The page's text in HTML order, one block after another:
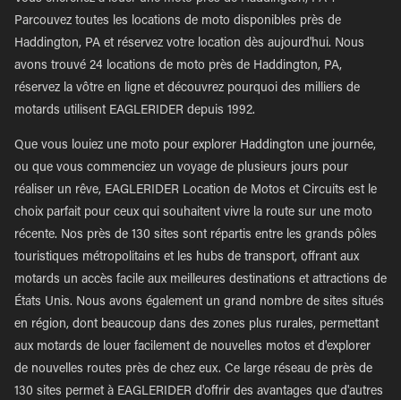
Parcouvez toutes les locations de moto disponibles près de
Haddington, PA et réservez votre location dès aujourd'hui. Nous
avons trouvé 24 locations de moto près de Haddington, PA,
réservez la vôtre en ligne et découvrez pourquoi des milliers de
motards utilisent EAGLERIDER depuis 1992.
Que vous louiez une moto pour explorer Haddington une journée,
ou que vous commenciez un voyage de plusieurs jours pour
réaliser un rêve, EAGLERIDER Location de Motos et Circuits est le
choix parfait pour ceux qui souhaitent vivre la route sur une moto
récente. Nos près de 130 sites sont répartis entre les grands pôles
touristiques métropolitains et les hubs de transport, offrant aux
motards un accès facile aux meilleures destinations et attractions de
États Unis. Nous avons également un grand nombre de sites situés
en région, dont beaucoup dans des zones plus rurales, permettant
aux motards de louer facilement de nouvelles motos et d'explorer
de nouvelles routes près de chez eux. Ce large réseau de près de
130 sites permet à EAGLERIDER d'offrir des avantages que d'autres